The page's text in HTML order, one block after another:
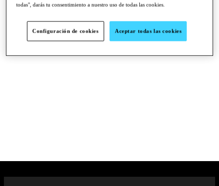
●●●
todas", darás tu consentimiento a nuestro uso de todas las cookies.
Configuración de cookies Aceptar todas las cookies